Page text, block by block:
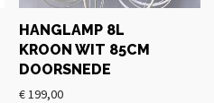
HANGLAMP 8L
KROON WIT 85CM
DOORSNEDE
€199,00